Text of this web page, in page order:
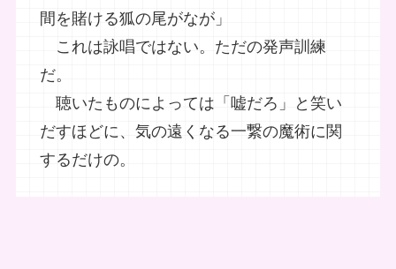
間を賭ける狐の尾がなが」
これは詠唱ではない。ただの発声訓練
だ。
聴いたものによっては「嘘だろ」と笑い
だすほどに、気の遠くなる一繋の魔術に関
するだけの。